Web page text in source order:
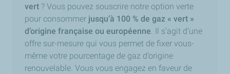
vert ? Vous pouvez souscrire notre option verte
pour consommer jusqu’à 100 % de gaz « vert »
d’origine française ou européenne. Il s’agit d’une
offre sur-mesure qui vous permet de fixer vous-
même votre pourcentage de gaz d’origine
renouvelable. Vous vous engagez en faveur de